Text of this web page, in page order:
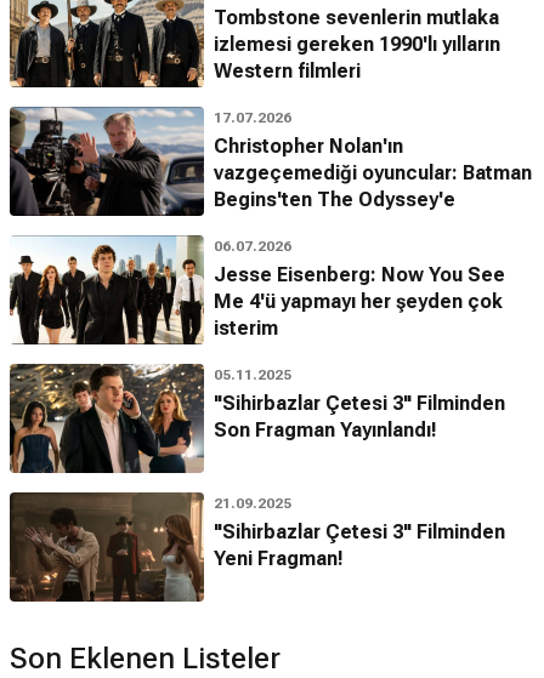
Tombstone sevenlerin mutlaka
izlemesi gereken 1990'lı yılların
Western filmleri
17.07.2026
Christopher Nolan'ın
vazgeçemediği oyuncular: Batman
Begins'ten The Odyssey'e
06.07.2026
Jesse Eisenberg: Now You See
Me 4'ü yapmayı her şeyden çok
isterim
05.11.2025
"Sihirbazlar Çetesi 3" Filminden
Son Fragman Yayınlandı!
21.09.2025
"Sihirbazlar Çetesi 3" Filminden
Yeni Fragman!
Son Eklenen Listeler